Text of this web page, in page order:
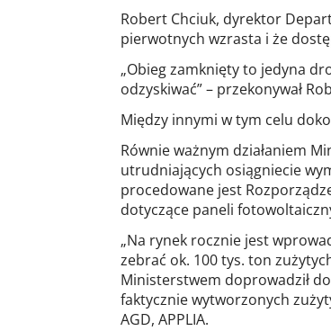
Robert Chciuk, dyrektor
pierwotnych wzrasta i że
„Obieg zamknięty to jedyna
odzyskiwać” – przekonywał
Między innymi w tym celu
Równie ważnym działaniem
utrudniających osiągniecie
procedowane jest
dotyczące paneli
„Na rynek rocznie jest
zebrać ok. 100 tys. ton
Ministerstwem doprowadził
faktycznie wytworzonych
AGD, APPLIA.